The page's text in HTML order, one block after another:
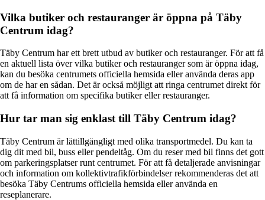
Vilka butiker och restauranger är öppna på Täby
Centrum idag?
Täby Centrum har ett brett utbud av butiker och restauranger. För att få
en aktuell lista över vilka butiker och restauranger som är öppna idag,
kan du besöka centrumets officiella hemsida eller använda deras app
om de har en sådan. Det är också möjligt att ringa centrumet direkt för
att få information om specifika butiker eller restauranger.
Hur tar man sig enklast till Täby Centrum idag?
Täby Centrum är lättillgängligt med olika transportmedel. Du kan ta
dig dit med bil, buss eller pendeltåg. Om du reser med bil finns det gott
om parkeringsplatser runt centrumet. För att få detaljerade anvisningar
och information om kollektivtrafikförbindelser rekommenderas det att
besöka Täby Centrums officiella hemsida eller använda en
reseplanerare.